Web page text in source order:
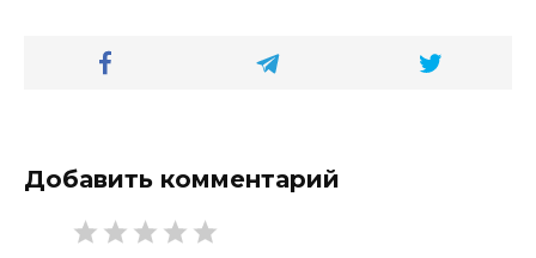
Добавить комментарий